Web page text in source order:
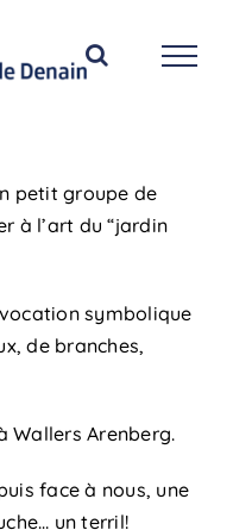
petit groupe de
à l’art du “jardin
symbolique
de branches,
Wallers Arenberg.
face à nous, une
un terril!